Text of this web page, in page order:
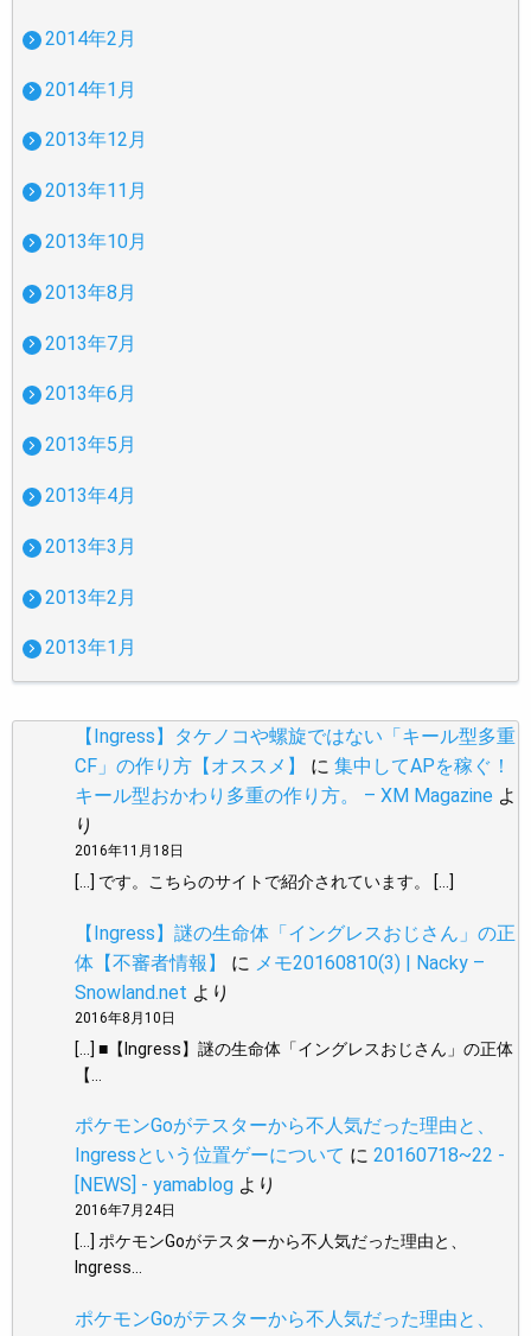
2014年2月
2014年1月
2013年12月
2013年11月
2013年10月
2013年8月
2013年7月
2013年6月
2013年5月
2013年4月
2013年3月
2013年2月
2013年1月
【Ingress】タケノコや螺旋ではない「キール型多重
CF」の作り方【オススメ】
に 集中してAPを稼ぐ！
キール型おかわり多重の作り方。 – XM Magazine よ
り
2016年11月18日
[…] です。こちらのサイトで紹介されています。 […]
【Ingress】謎の生命体「イングレスおじさん」の正
体【不審者情報】
に メモ20160810(3) | Nacky –
Snowland.net より
2016年8月10日
[…] ■【Ingress】謎の生命体「イングレスおじさん」の正体
【…
ポケモンGoがテスターから不人気だった理由と、
Ingressという位置ゲーについて に 20160718~22 -
[NEWS] - yamablog より
2016年7月24日
[…] ポケモンGoがテスターから不人気だった理由と、
Ingress…
ポケモンGoがテスターから不人気だった理由と、